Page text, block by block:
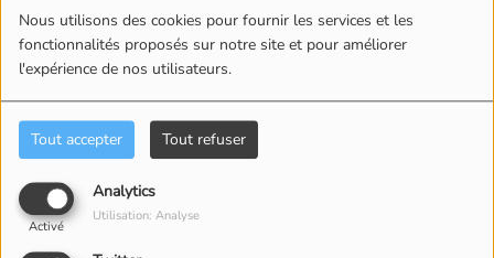
Nous utilisons des cookies pour fournir les services et les
fonctionnalités proposés sur notre site et pour améliorer
l'expérience de nos utilisateurs.
Tout accepter Tout refuser
Analytics
Activé
Utilisation: Analyse